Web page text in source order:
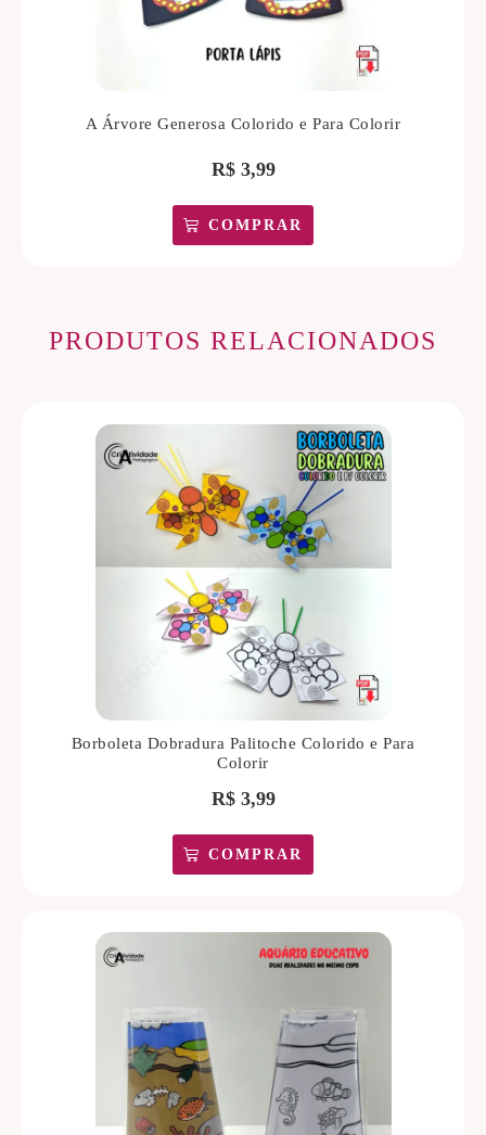
A Árvore Generosa Colorido e Para Colorir
R$3,99
COMPRAR
PRODUTOS RELACIONADOS
Borboleta Dobradura Palitoche Colorido e Para
Colorir
R$3,99
COMPRAR